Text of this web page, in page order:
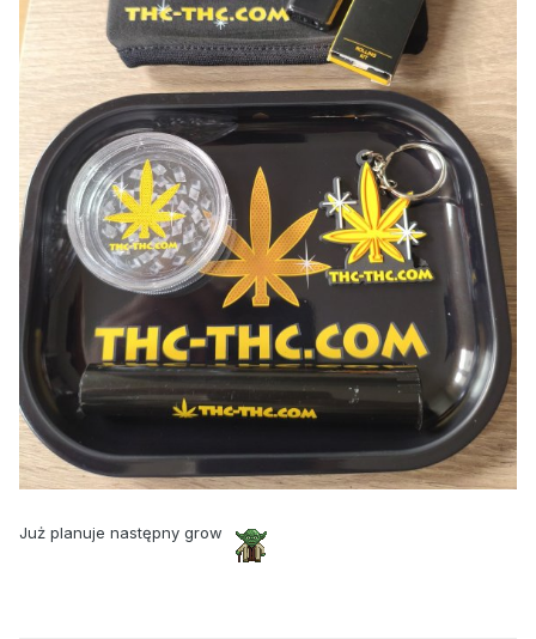
Już planuje następny grow